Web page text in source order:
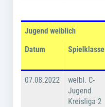
Jugend weiblich
Datum
Spielklasse
07.08.2022
weibl. C-
Jugend
Kreisliga 2